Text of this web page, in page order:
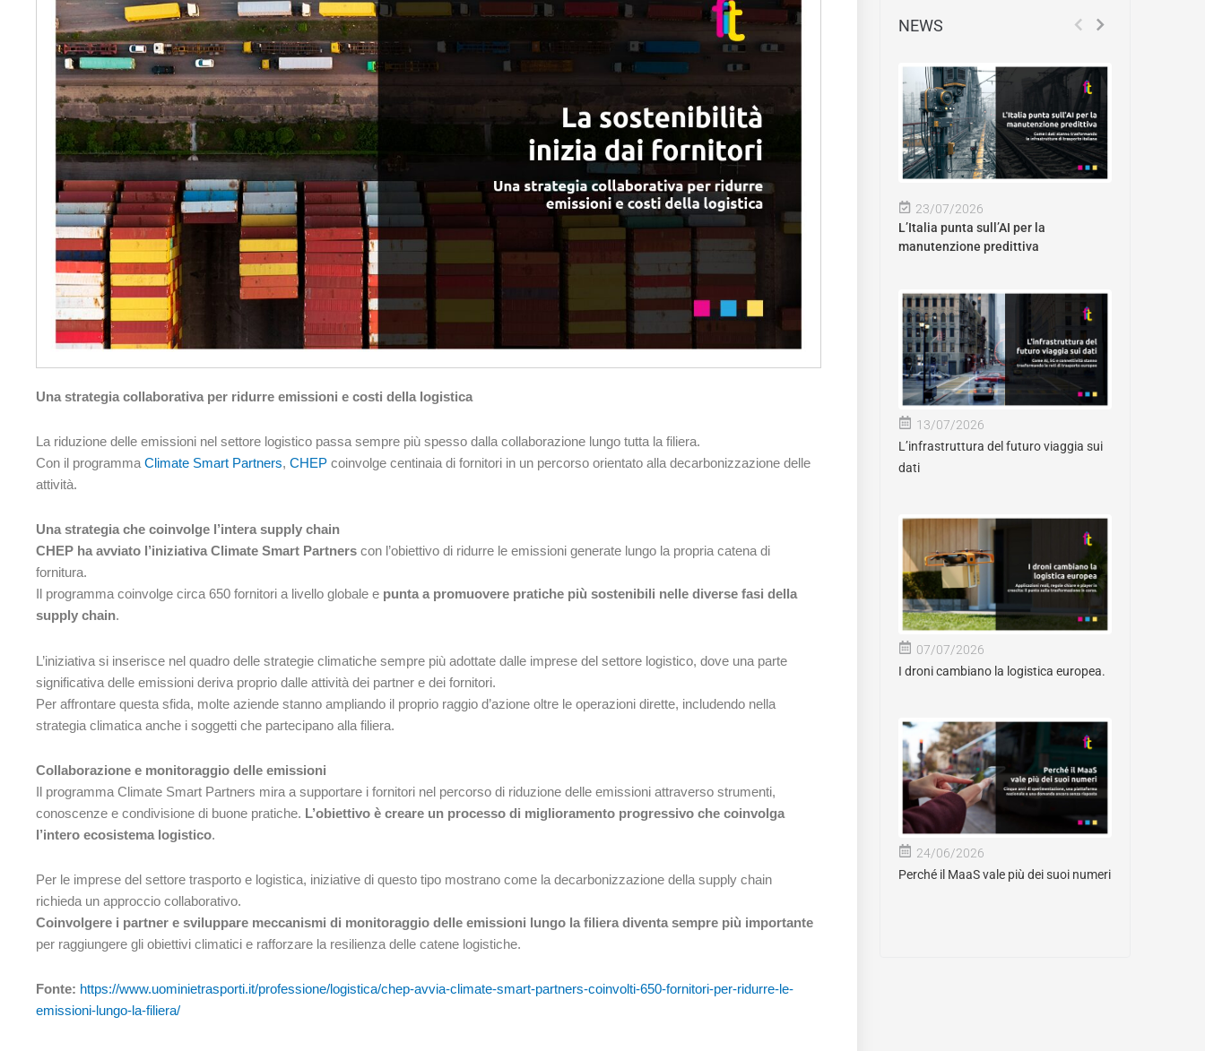
Una strategia collaborativa per ridurre emissioni e costi della logistica
La riduzione delle emissioni nel settore logistico passa sempre più spesso dalla collaborazione lungo tutta la filiera.
Con il programma Climate Smart Partners, CHEP coinvolge centinaia di fornitori in un percorso orientato alla decarbonizzazione delle
attività.
Una strategia che coinvolge l’intera supply chain
CHEP ha avviato l’iniziativa Climate Smart Partners con l’obiettivo di ridurre le emissioni generate lungo la propria catena di
fornitura.
Il programma coinvolge circa 650 fornitori a livello globale e punta a promuovere pratiche più sostenibili nelle diverse fasi della
supply chain.
L’iniziativa si inserisce nel quadro delle strategie climatiche sempre più adottate dalle imprese del settore logistico, dove una parte
significativa delle emissioni deriva proprio dalle attività dei partner e dei fornitori.
Per affrontare questa sfida, molte aziende stanno ampliando il proprio raggio d’azione oltre le operazioni dirette, includendo nella
strategia climatica anche i soggetti che partecipano alla filiera.
Collaborazione e monitoraggio delle emissioni
Il programma Climate Smart Partners mira a supportare i fornitori nel percorso di riduzione delle emissioni attraverso strumenti,
conoscenze e condivisione di buone pratiche. L’obiettivo è creare un processo di miglioramento progressivo che coinvolga
l’intero ecosistema logistico.
Per le imprese del settore trasporto e logistica, iniziative di questo tipo mostrano come la decarbonizzazione della supply chain
richieda un approccio collaborativo.
Coinvolgere i partner e sviluppare meccanismi di monitoraggio delle emissioni lungo la filiera diventa sempre più importante
per raggiungere gli obiettivi climatici e rafforzare la resilienza delle catene logistiche.
Fonte: https://www.uominietrasporti.it/professione/logistica/chep-avvia-climate-smart-partners-coinvolti-650-fornitori-per-ridurre-le-
emissioni-lungo-la-filiera/
NEWS
23/07/2026
L’Italia punta sull’AI per la
manutenzione predittiva
13/07/2026
L’infrastruttura del futuro viaggia sui
dati
07/07/2026
I droni cambiano la logistica europea.
24/06/2026
Perché il MaaS vale più dei suoi numeri